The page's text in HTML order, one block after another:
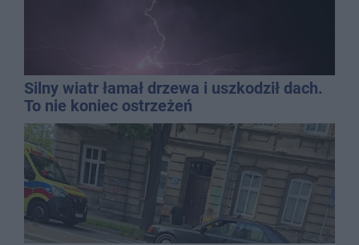
Silny wiatr łamał drzewa i uszkodził dach.
To nie koniec ostrzeżeń